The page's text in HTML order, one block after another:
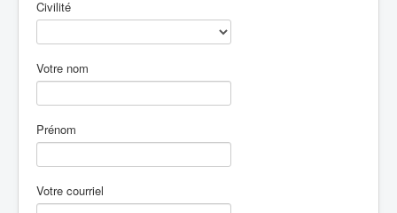
Civilité
Votre nom
Prénom
Votre courriel